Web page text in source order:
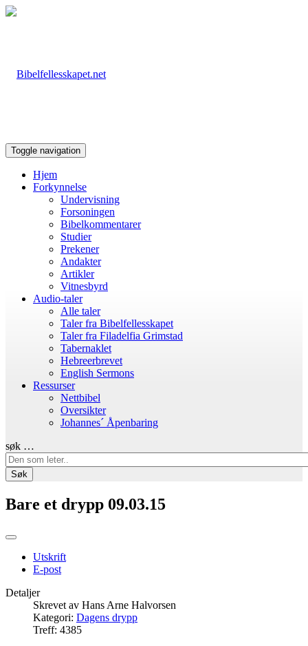
Toggle navigation
Hjem
Forkynnelse
Undervisning
Forsoningen
Bibelkommentarer
Studier
Prekener
Andakter
Artikler
Vitnesbyrd
Audio-taler
Alle taler
Taler fra Bibelfellesskapet
Taler fra Filadelfia Grimstad
Tabernaklet
Hebreerbrevet
English Sermons
Ressurser
Nettbibel
Oversikter
Johannes´ Åpenbaring
søk …
Søk
Bare et drypp 09.03.15
Utskrift
E-post
Detaljer
Skrevet av Hans Arne Halvorsen
Kategori: Dagens drypp
Treff: 4385